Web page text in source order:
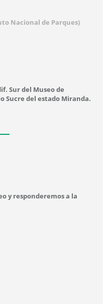
Nacional de Parques)
Sur del Museo de
Sucre del estado Miranda.
y responderemos a la